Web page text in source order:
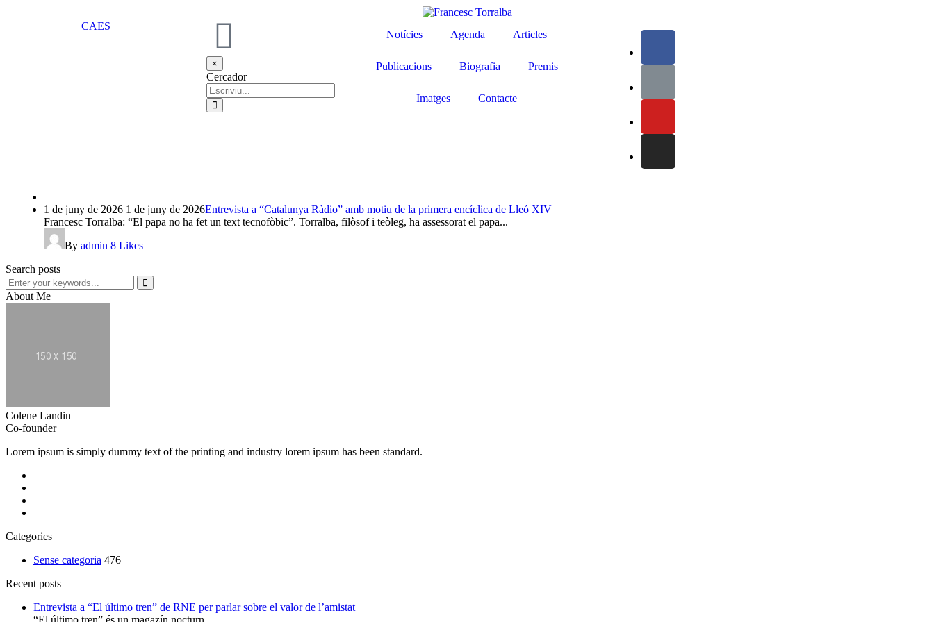
CAES
×
Cercador
Notícies Agenda Articles
Publicacions Biografia Premis
Imatges Contacte
1 de juny de 2026 1 de juny de 2026Entrevista a “Catalunya Ràdio” amb motiu de la primera encíclica de Lleó XIV
Francesc Torralba: “El papa no ha fet un text tecnofòbic”. Torralba, filòsof i teòleg, ha assessorat el papa...
By admin 8 Likes
Search posts
About Me
Colene Landin
Co-founder
Lorem ipsum is simply dummy text of the printing and industry lorem ipsum has been standard.
Categories
Sense categoria 476
Recent posts
Entrevista a “El último tren” de RNE per parlar sobre el valor de l’amistat